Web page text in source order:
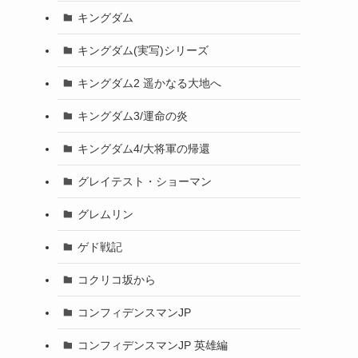
キングダム
キングダム(実写)シリーズ
キングダム2 遥かなる大地へ
キングダム3/運命の炎
キングダム4/大将軍の帰還
グレイテスト・ショーマン
グレムリン
ゲド戦記
コクリコ坂から
コンフィデンスマンJP
コンフィデンスマンJP 英雄編